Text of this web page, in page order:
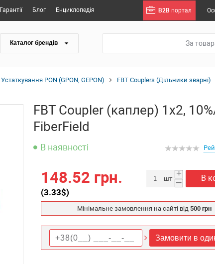
Гарантії Блог Енциклопедія B2B портал
Каталог брендів За
Устаткування PON (GPON, GEPON)
FBT Couplers (Дільники зварні)
FBT Coupler (каплер) 1x2,
FiberField
В наявності
148.52 грн.
(3.33$)
+
–
В
шт
Мінімальне замовлення на сайті від500 грн
Замовити в